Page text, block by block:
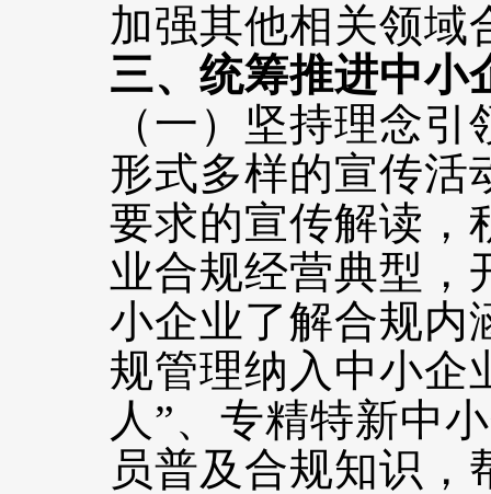
加强其他相关领域
三、统筹推进中小
（一）坚持理念
形式多样的宣传活
要求的宣传解读，
业合规经营典型，
小企业了解合规内
规管理纳入中小企
人”、专精特新中
员普及合规知识